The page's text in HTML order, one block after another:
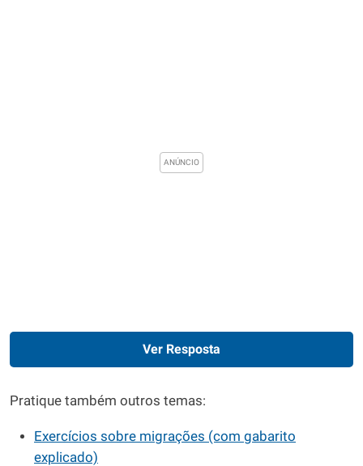
Ver Resposta
Pratique também outros temas:
Exercícios sobre migrações (com gabarito
explicado)